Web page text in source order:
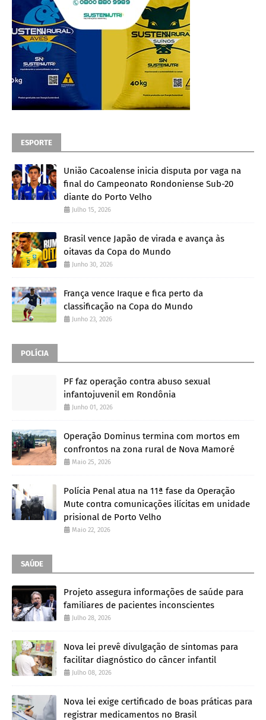
ESPORTE
União Cacoalense inicia disputa por vaga na
final do Campeonato Rondoniense Sub-20
diante do Porto Velho
Julho 15, 2026
Brasil vence Japão de virada e avança às
oitavas da Copa do Mundo
Junho 30, 2026
França vence Iraque e fica perto da
classificação na Copa do Mundo
Junho 23, 2026
POLÍCIA
PF faz operação contra abuso sexual
infantojuvenil em Rondônia
Junho 01, 2026
Operação Dominus termina com mortos em
confrontos na zona rural de Nova Mamoré
Maio 25, 2026
Polícia Penal atua na 11ª fase da Operação
Mute contra comunicações ilícitas em unidade
prisional de Porto Velho
Maio 22, 2026
SAÚDE
Projeto assegura informações de saúde para
familiares de pacientes inconscientes
Julho 28, 2026
Nova lei prevê divulgação de sintomas para
facilitar diagnóstico do câncer infantil
Julho 08, 2026
Nova lei exige certificado de boas práticas para
registrar medicamentos no Brasil